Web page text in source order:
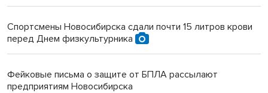
Спортсмены Новосибирска сдали почти 15 литров крови
перед Днем физкультурника
Фейковые письма о защите от БПЛА рассылают
предприятиям Новосибирска